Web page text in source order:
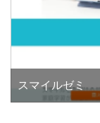
スマイルゼミ